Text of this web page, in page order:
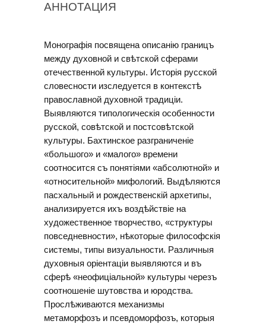
АННОТАЦИЯ
Монографiя посвящена описанiю границъ
между духовной и свѣтской сферами
отечественной культуры. Исторiя русской
словесности изследуется в контекстѣ
православной духовной традицiи.
Выявляются типологическiя особенности
русской, совѣтской и постсовѣтской
культуры. Бахтинское разграниченiе
«большого» и «малого» времени
соотносится съ понятiями «абсолютной» и
«относительной» мифологий. Выдѣляются
пасхальный и рождественскiй архетипы,
анализируется ихъ воздѣйствiе на
художественное творчество, «структуры
повседневности», нѣкоторые философскiя
системы, типы визуальности. Различныя
духовныя орiентацiи выявляются и въ
сферѣ «неофицiальной» культуры черезъ
соотношенiе шутовства и юродства.
Прослѣживаются механизмы
метаморфозъ и псевдоморфозъ, которыя